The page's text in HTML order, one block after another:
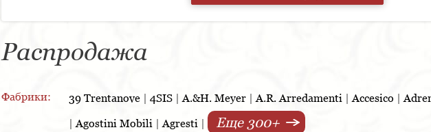
Стойка ресепшен - 1Варочная панель - 1
шкаф - 1
Копилка - 1Корзина - 1Держатель для обуви - 1 Бутылочница -
Подсвечник - 1
Распродажа
Фабрики: 39 Trentanove| 4SIS| A.&H. Meyer| A.R. Arredamenti | Accesico |
| Agostini Mobili | Agresti | Еще 300+